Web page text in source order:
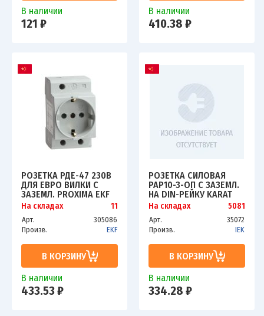
В наличии
121 ₽
В наличии
410.38 ₽
РОЗЕТКА РДЕ-47 230В
ДЛЯ ЕВРО ВИЛКИ С
ЗАЗЕМЛ. PROXIMA EKF
MDSE-47-PRO
На складах 11
Арт.
305086
Произв.
EKF
В КОРЗИНУ
В наличии
433.53 ₽
РОЗЕТКА СИЛОВАЯ
РАР10-3-ОП С ЗАЗЕМЛ.
НА DIN-РЕЙКУ KARAT
IEK MRD10-16
На складах 5081
Арт.
35072
Произв.
IEK
В КОРЗИНУ
В наличии
334.28 ₽